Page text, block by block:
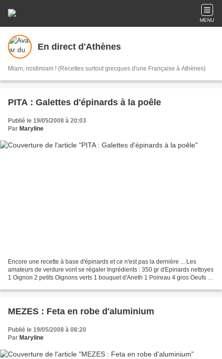
MENU
En direct d'Athènes
Miam, nostimiam ! (Recettes surtout grecques d'une Française à Athènes)
PITA : Galettes d'épinards à la poêle
Publié le 19/05/2008 à 20:03
Par Maryline
Encore une recette à base d'épinards et ce n'est pas la dernière ... Les
amateurs de verdure vont se régaler Ingrédients : 350 gr d'Epinards nettoyes
1 Oignon 2 petits Oignons verts 1 bouquet d'Aneth 1 Poireau 4 gros Oeufs 5
MEZES : Feta en robe d'aluminium
Publié le 19/05/2008 à 08:20
Par Maryline